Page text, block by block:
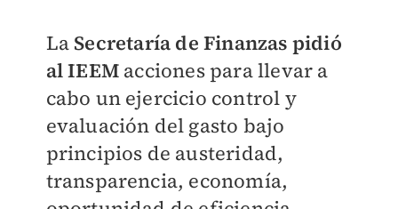
La Secretaría de Finanzas pidió
al IEEMacciones para llevar a
cabo un ejercicio control y
evaluación del gasto bajo
principios de austeridad,
transparencia, economía,